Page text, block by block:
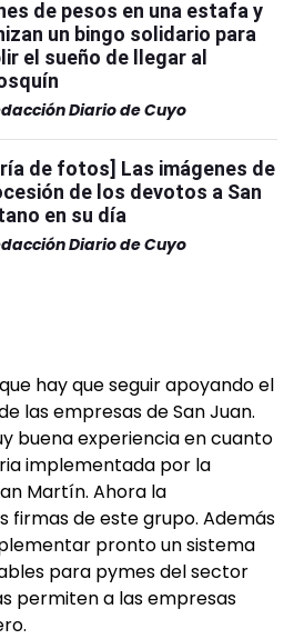
de pesos en una estafa y
un bingo solidario para
el sueño de llegar al
Diario de Cuyo
de fotos] Las imágenes de
de los devotos a San
en su día
Diario de Cuyo
hay que seguir apoyando el
las empresas de San Juan.
buena experiencia en cuanto
implementada por la
Martín. Ahora la
firmas de este grupo. Además
pronto un sistema
para pymes del sector
permiten a las empresas